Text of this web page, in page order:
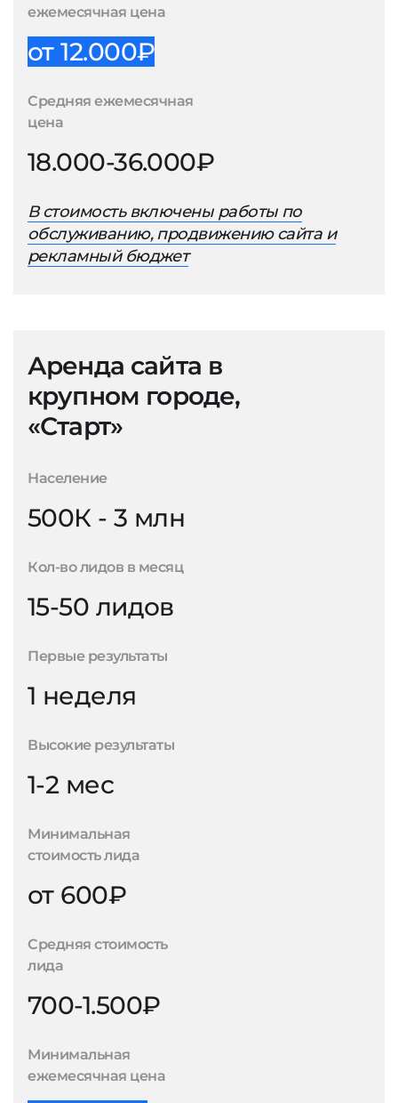
ежемесячная цена
от 12.000₽
Средняя ежемесячная
цена
18.000-36.000₽
В стоимость включены работы по
обслуживанию, продвижению сайта и
рекламный бюджет
Аренда сайта в
крупном городе,
«Старт»
Население
500К - 3 млн
Кол-во лидов в месяц
15-50 лидов
Первые результаты
1 неделя
Высокие результаты
1-2 мес
Минимальная
стоимость лида
от 600₽
Средняя стоимость
лида
700-1.500₽
Минимальная
ежемесячная цена